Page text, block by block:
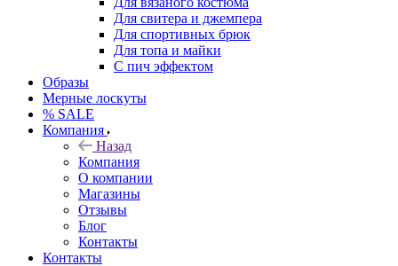
Для свитера и джемпера
Для спортивных брюк
Для топа и майки
С пич эффектом
Образы
Мерные лоскуты
% SALE
Компания
Назад
Компания
О компании
Магазины
Отзывы
Блог
Контакты
Контакты